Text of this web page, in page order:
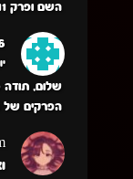
השם ופרק 11 אחר כך כי הוא פרק של…
שלום, תודה
הפרקים של